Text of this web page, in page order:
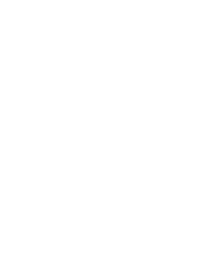
atualizações ou
avaliações,
com os Serviços que o